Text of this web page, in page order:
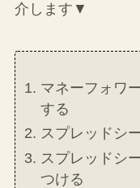
介します▼
マネーフォワ
する
スプレッドシ
スプレッドシ
つける